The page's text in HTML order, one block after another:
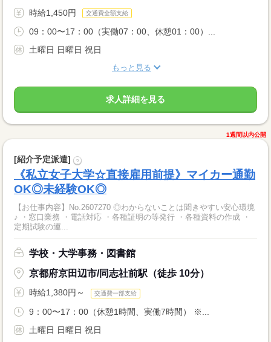
時給1,450円 交通費全額支給
09：00〜17：00（実働07：00、休憩01：00）...
土曜日 日曜日 祝日
もっと見る
求人詳細を見る
1週間以内公開
[紹介予定派遣] ?
《私立女子大学☆直接雇用前提》マイカー通勤
OK◎未経験OK◎
【お仕事内容】No.2607270 ◎わからないことは聞きやすい安心環境
♪ ・窓口業務 ・電話対応 ・各種証明の等発行 ・各種資料の作成 ・
定期試験の運...
学校・大学事務・図書館
京都府京田辺市/同志社前駅（徒歩 10分）
時給1,380円～ 交通費一部支給
9：00〜17：00（休憩1時間、実働7時間） ※...
土曜日 日曜日 祝日